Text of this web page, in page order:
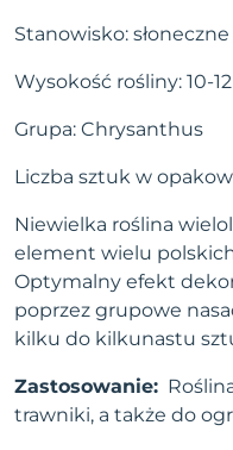
Stanowisko: słoneczne
Wysokość rośliny: 10-
Grupa: Chrysanthus
Liczba sztuk w
Niewielka roślina
element wielu
Optymalny efekt
poprzez grupowe
kilku do kilkunastu
Zastosowanie:
trawniki, a także do